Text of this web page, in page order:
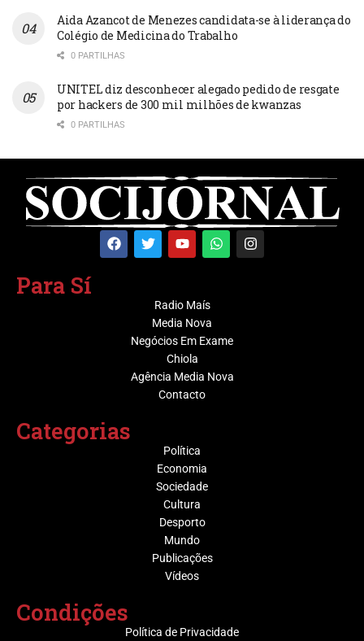
Aida Azancot de Menezes candidata-se à liderança do
Colégio de Medicina do Trabalho
0 PARTILHAS
UNITEL diz desconhecer alegado pedido de resgate
por hackers de 300 mil milhões de kwanzas
0 PARTILHAS
Para Sí
Radio Maís
Media Nova
Negócios Em Exame
Chiola
Agência Media Nova
Contacto
Categorias
Política
Economia
Sociedade
Cultura
Desporto
Mundo
Publicações
Vídeos
Condições
Política de Privacidade